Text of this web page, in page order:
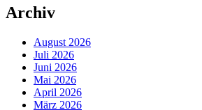
Archiv
August 2026
Juli 2026
Juni 2026
Mai 2026
April 2026
März 2026